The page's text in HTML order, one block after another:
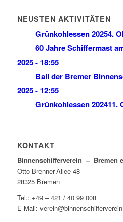
NEUSTEN AKTIVITÄTEN
Grünkohlessen 20254.
60 Jahre Schiffermast
2025 - 18:55
Ball der Bremer
2025 - 12:55
Grünkohlessen 202411.
KONTAKT
Binnenschifferverein – Bremen
Otto-Brenner-Allee 48
28325 Bremen
Tel.: +49 – 421 / 40 99 008
E-Mail: